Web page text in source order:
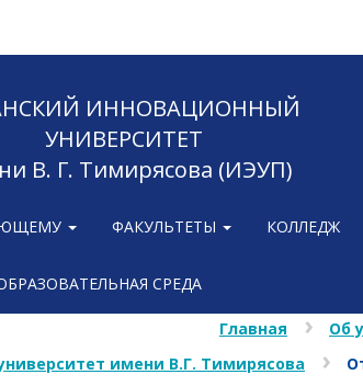
ИННОВАЦИОННЫЙ
УНИВЕРСИТЕТ
В. Г. Тимирясова (ИЭУП)
ФАКУЛЬТЕТЫ КОЛЛЕДЖ
СРЕДА
Главная Об
имени В.Г. Тимирясова